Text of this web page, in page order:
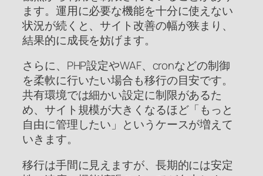
ます。運用に必要な機能を十分に使えない
状況が続くと、サイト改善の幅が狭まり、
結果的に成長を妨げます。
さらに、PHP設定やWAF、cronなどの制御
を柔軟に行いたい場合も移行の目安です。
共有環境では細かい設定に制限があるた
め、サイト規模が大きくなるほど「もっと
自由に管理したい」というケースが増えて
いきます。
移行は手間に見えますが、長期的には安定